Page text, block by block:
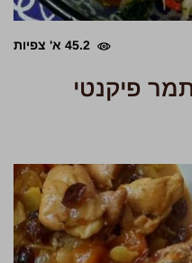
45.2 א' צפיות
פיקנטי